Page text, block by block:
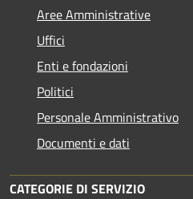
Aree Amministrative
Uffici
Enti e fondazioni
Politici
Personale Amministrativo
Documenti e dati
CATEGORIE DI SERVIZIO